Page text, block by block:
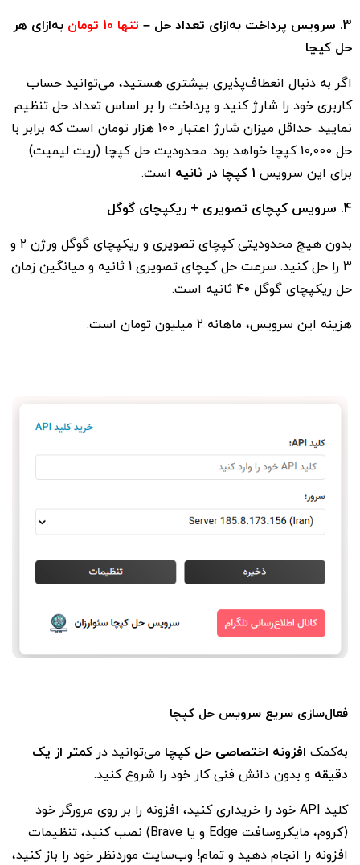
3. سرویس پرداخت به‌ازای تعداد حل –
تنها 10 تومان
به‌ازای هر
حل کپچا
اگر به دنبال انعطاف‌پذیری بیشتری هستید، می‌توانید حساب
کاربری خود را شارژ کنید و پرداخت را بر اساس تعداد حل تنظیم
نمایید. حداقل میزان شارژ اعتبار 100 هزار تومان است که برابر با
حل 10,000 کپچا خواهد بود. محدودیت حل کپچا (ریت لیمیت)
برای این سرویس 1 کپچا در ثانیه
است.
4. سرویس کپچای تصویری + ریکپچای گوگل
بدون هیچ محدودیتی کپچای تصویری و ریکپچای گوگل ورژن 2 و
3 را حل کنید. سرعت حل کپچای تصویری 1 ثانیه و میانگین زمان
حل ریکپچای گوگل ۴۰ ثانیه است.
هزینه این سرویس، ماهانه 2 میلیون تومان است.
فعال‌سازی سریع سرویس حل کپچا
به‌کمک افزونه اختصاصی حل کپچا می‌توانید در کمتر از یک
دقیقه و بدون دانش فنی کار خود را شروع کنید.
کلید API خود را خریداری کنید، افزونه را بر روی مرورگر خود
(کروم، مایکروسافت Edge و یا Brave) نصب کنید، تنظیمات
افزونه را انجام دهید و تمام! وب‌سایت موردنظر خود را باز کنید،